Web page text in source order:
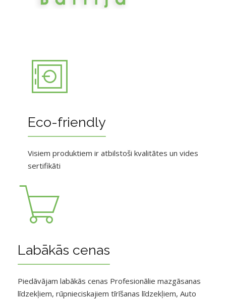
Eco-friendly
Visiem produktiem ir atbilstoši kvalitātes un vides
sertifikāti
Labākās cenas
Piedāvājam labākās cenas Profesionālie mazgāsanas
līdzekļiem, rūpnieciskajiem tīrīšanas līdzekļiem, Auto